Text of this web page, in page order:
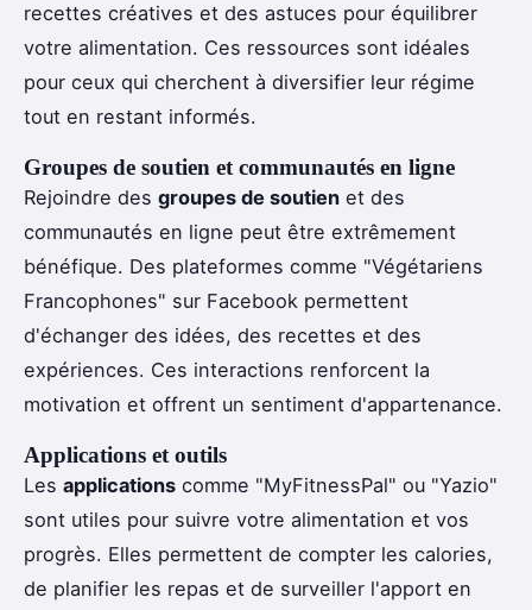
recettes créatives et des astuces pour équilibrer
votre alimentation. Ces ressources sont idéales
pour ceux qui cherchent à diversifier leur régime
tout en restant informés.
Groupes de soutien et communautés en ligne
Rejoindre des groupes de soutien et des
communautés en ligne peut être extrêmement
bénéfique. Des plateformes comme "Végétariens
Francophones" sur Facebook permettent
d'échanger des idées, des recettes et des
expériences. Ces interactions renforcent la
motivation et offrent un sentiment d'appartenance.
Applications et outils
Les applications comme "MyFitnessPal" ou "Yazio"
sont utiles pour suivre votre alimentation et vos
progrès. Elles permettent de compter les calories,
de planifier les repas et de surveiller l'apport en